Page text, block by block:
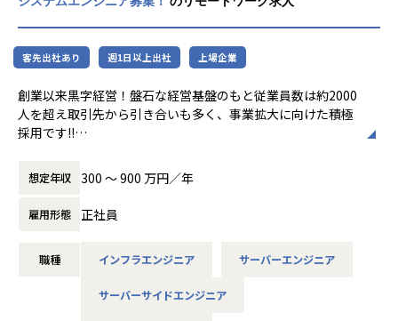
エンジニアとして成長意欲の高いあなたをお待ちしておりま
す。
【社内の雰囲気】
勉強会を開催し技術の情報交換をしたり、部活に所属すれば
また、資格支援制度をうまく利用して資格取得に励む社員
分の居心地の良い場所が見つかりやすく、働きやすい職場で
客先出社あり 週1日以上出社 上場企業
創業以来黒字経営！盤石な経営基盤のもと従業員数は約2000
人を超え取引先から引き合いも多く、事業拡大に向けた積極
採用です!!
ご志向／ご希望に応じて、プロジェクトを決定しますので、
是非面接でお話しください！
◆取引業界
・ システム要件定義・設計（上流）SE
想定年収 300 〜 900 万円／年
雇用形態 正社員
職種 インフラエンジニア サーバーエンジニア
サーバーサイドエンジニア